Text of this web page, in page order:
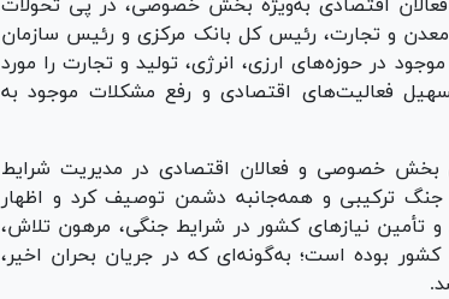
اقتصادی به‌ویژه بخش خصوصی، در پی تحولات
و تجارت، رئیس کل بانک مرکزی و رئیس سازمان
در حوزه‌های ارزی، انرژی، تولید و تجارت را مورد
فعالیت‌های اقتصادی و رفع مشکلات موجود به
بخش خصوصی و فعالان اقتصادی در مدیریت شرایط
ترکیبی و همه‌جانبه دشمن توصیف کرد و اظهار
تأمین نیاز‌های کشور در شرایط جنگی، مرهون تلاش،
بوده است؛ به‌گونه‌ای که در جریان بحران اخیر،